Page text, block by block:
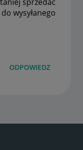
wysyłanego
ODPOWIEDZ